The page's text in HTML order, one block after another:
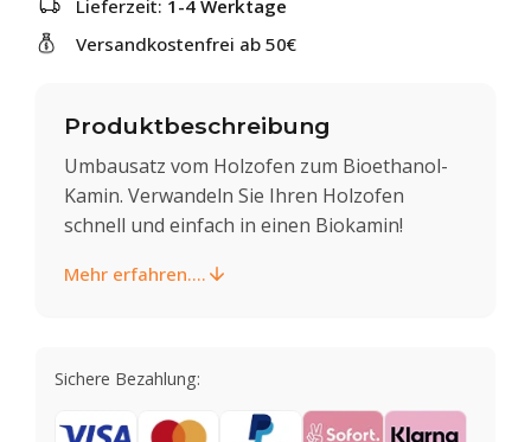
Lieferzeit: 1-4 Werktage
Versandkostenfrei ab 50€
Produktbeschreibung
Umbausatz vom Holzofen zum Bioethanol-
Kamin. Verwandeln Sie Ihren Holzofen
schnell und einfach in einen Biokamin!
Mehr erfahren....
Sichere Bezahlung: